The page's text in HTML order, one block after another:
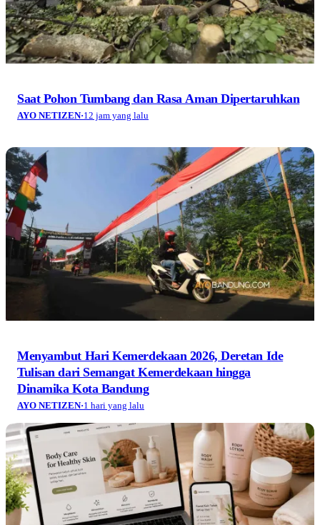
Saat Pohon Tumbang dan Rasa Aman Dipertaruhkan
AYO NETIZEN·12 jam yang lalu
Menyambut Hari Kemerdekaan 2026, Deretan Ide
Tulisan dari Semangat Kemerdekaan hingga
Dinamika Kota Bandung
AYO NETIZEN·1 hari yang lalu